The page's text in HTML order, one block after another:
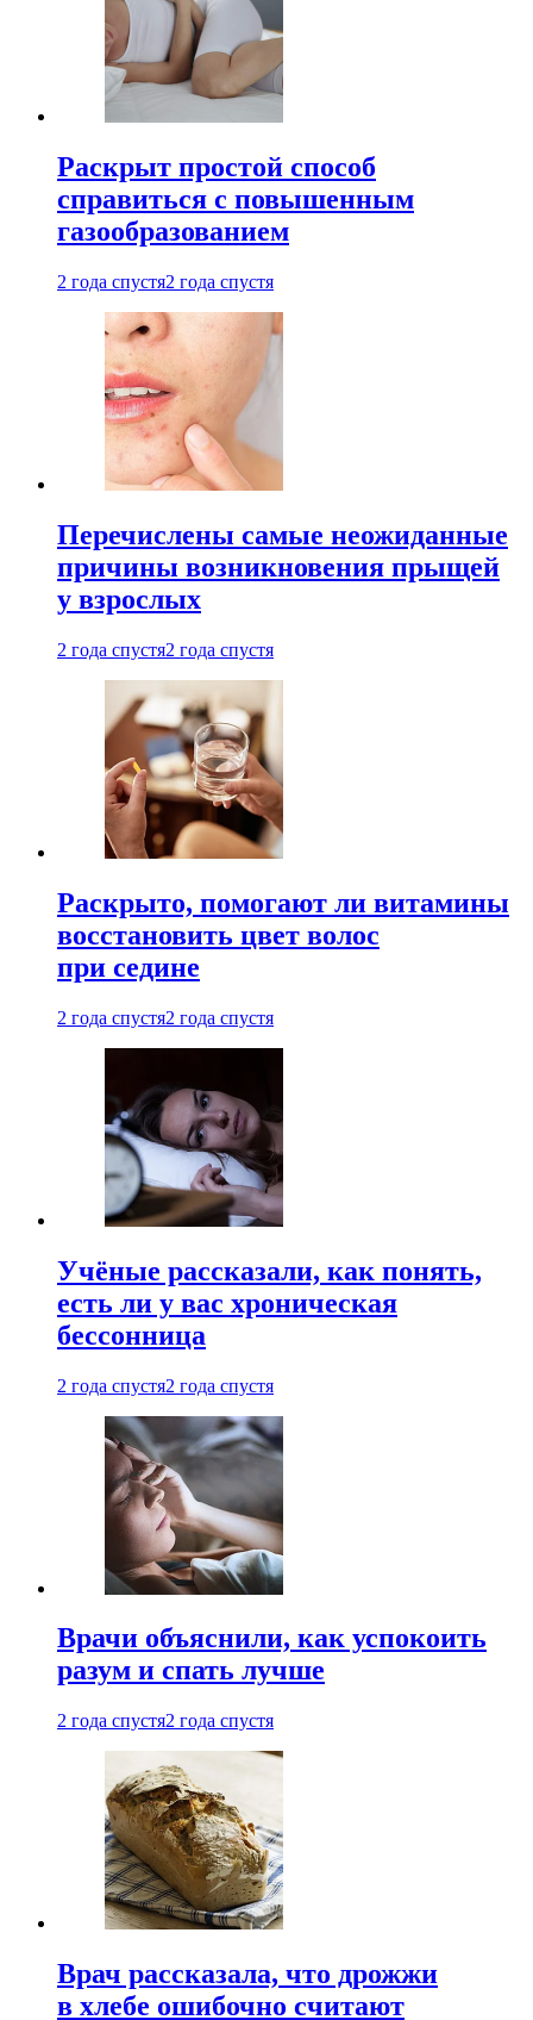
Раскрыт простой способ
справиться с повышенным
газообразованием
2 года спустя2 года спустя
Перечислены самые неожиданные
причины возникновения прыщей
у взрослых
2 года спустя2 года спустя
Раскрыто, помогают ли витамины
восстановить цвет волос
при седине
2 года спустя2 года спустя
Учёные рассказали, как понять,
есть ли у вас хроническая
бессонница
2 года спустя2 года спустя
Врачи объяснили, как успокоить
разум и спать лучше
2 года спустя2 года спустя
Врач рассказала, что дрожжи
в хлебе ошибочно считают